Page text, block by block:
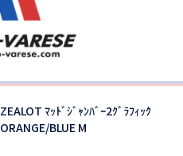
ZEALOT ﾏｯﾄﾞｼﾞｬﾝﾊﾞｰ2ｸﾞﾗﾌｨｯｸ
ORANGE/BLUE M